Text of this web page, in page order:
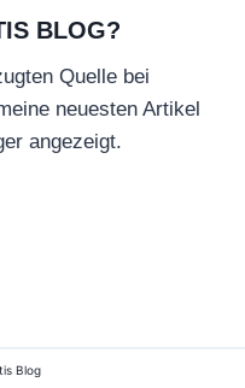
BLOG?
Quelle bei
neuesten Artikel
angezeigt.
Blog